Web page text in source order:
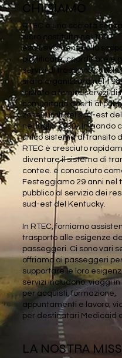
CHI SIAMO
RTEC è una società
lucro costituita nel 1990
esclusivamente allo
pianificare, coordinare e
servizi di trasporto
stata organizzata nel
iniziato a fornire servizi di
comunitario aperti al
zone rurali del sud-est
nel luglio 1990. Iniziando
unico sistema di transito
RTEC è cresciuto
diventare il sistema di
contee. è conosciuto
Festeggiamo 29 anni nel
pubblico al servizio dei
sud-est del Kentucky.
In RTEC, forniamo
trasporto alle esigenze
passeggeri. Ci sono vari
offriamo ai passeggeri
supportare le loro
servizi includono: viaggi
per acquisti, formazione,
appuntamenti e lavoro;
per destinatari Medicaid
LA NOSTRA